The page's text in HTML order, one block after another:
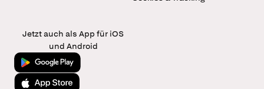
Jetzt auch als App für iOS
und Android
Jetzt bei Google Play
Laden im App Store